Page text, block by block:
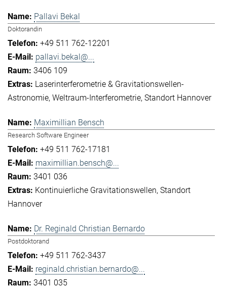
Pallavi Bekal
Doktorandin
+49 511 762-12201
pallavi.bekal@...
3406 109
Laserinterferometrie & Gravitationswellen-
Astronomie Weltraum-Interferometrie Standort Hannover
Maximillian Bensch
Research Software Engineer
+49 511 762-17181
maximillian.bensch@...
3401 036
Kontinuierliche Gravitationswellen Standort
Hannover
Dr. Reginald Christian Bernardo
Postdoktorand
+49 511 762-3437
reginald.christian.bernardo@...
3401 035